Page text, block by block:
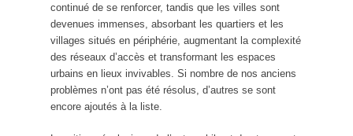
continué de se renforcer, tandis que les villes sont
devenues immenses, absorbant les quartiers et les
villages situés en périphérie, augmentant la complexité
des réseaux d’accès et transformant les espaces
urbains en lieux invivables. Si nombre de nos anciens
problèmes n’ont pas été résolus, d’autres se sont
encore ajoutés à la liste.